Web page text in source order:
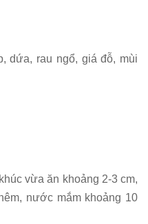
dứa, rau ngổ, giá đỗ, mùi
vừa ăn khoảng 2-3 cm,
nước mắm khoảng 10